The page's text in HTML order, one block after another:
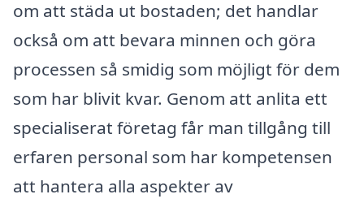
om att städa ut bostaden; det handlar
också om att bevara minnen och göra
processen så smidig som möjligt för dem
som har blivit kvar. Genom att anlita ett
specialiserat företag får man tillgång till
erfaren personal som har kompetensen
att hantera alla aspekter av